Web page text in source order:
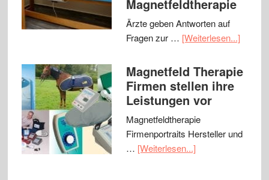
Magnetfeldtherapie
Ärzte geben Antworten auf
Fragen zur … [Weiterlesen...]
Magnetfeld Therapie
Firmen stellen ihre
Leistungen vor
Magnetfeldtherapie
Firmenportraits Hersteller und
… [Weiterlesen...]